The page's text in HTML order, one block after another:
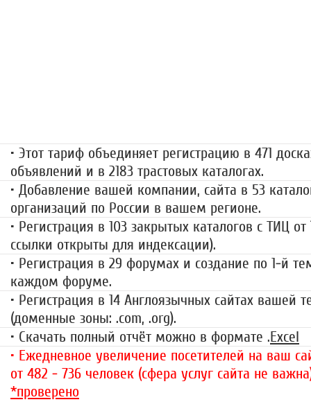
• Этот тариф объединяет регистрацию в 471
объявлений и в 2183 трастовых каталогах.
• Добавление вашей компании, сайта в 53
организаций по России в вашем регионе.
• Регистрация в 103 закрытых каталогов с ТИЦ от
ссылки открыты для индексации).
• Регистрация в 29 форумах и создание по 1-й
каждом форуме.
• Регистрация в 14 Англоязычных сайтах вашей
(доменные зоны: .com, .org).
• Скачать полный отчёт можно в формате .Excel
• Ежедневное увеличение посетителей на ваш
от 482 - 736 человек (сфера услуг сайта не
*проверено